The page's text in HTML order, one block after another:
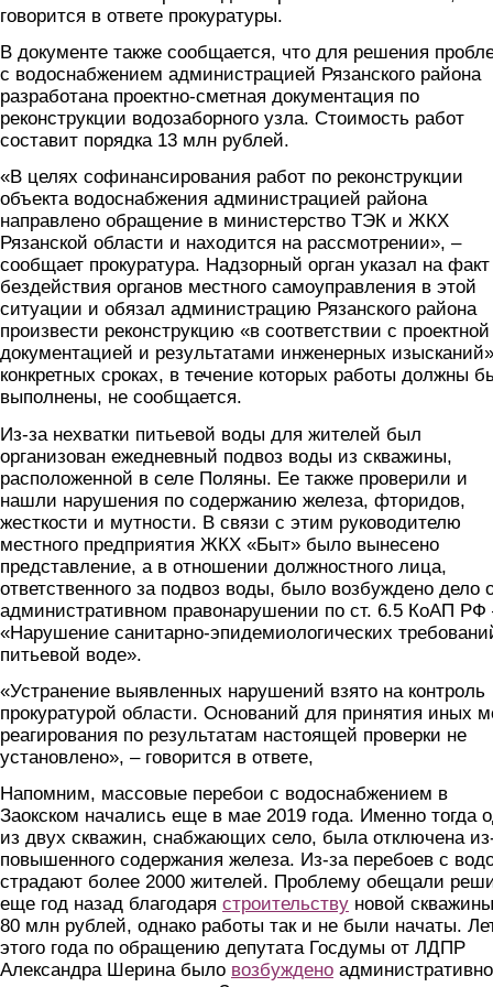
говорится в ответе прокуратуры.
В документе также сообщается, что для решения
с водоснабжением администрацией Рязанского района
разработана проектно-сметная документация по
реконструкции водозаборного узла. Стоимость работ
составит порядка 13 млн рублей.
«В целях софинансирования работ по реконструкции
объекта водоснабжения администрацией района
направлено обращение в министерство ТЭК и ЖКХ
Рязанской области и находится на рассмотрении», –
сообщает прокуратура. Надзорный орган указал на факт
бездействия органов местного самоуправления в этой
ситуации и обязал администрацию Рязанского района
произвести реконструкцию «в соответствии с проектной
документацией и результатами инженерных
конкретных сроках, в течение которых работы должны
выполнены, не сообщается.
Из-за нехватки питьевой воды для жителей был
организован ежедневный подвоз воды из скважины,
расположенной в селе Поляны. Ее также проверили и
нашли нарушения по содержанию железа, фторидов,
жесткости и мутности. В связи с этим руководителю
местного предприятия ЖКХ «Быт» было вынесено
представление, а в отношении должностного лица,
ответственного за подвоз воды, было возбуждено дело
административном правонарушении по ст. 6.5 КоАП РФ
«Нарушение санитарно-эпидемиологических
питьевой воде».
«Устранение выявленных нарушений взято на контроль
прокуратурой области. Оснований для принятия иных
реагирования по результатам настоящей проверки не
установлено», – говорится в ответе,
Напомним, массовые перебои с водоснабжением в
Заокском начались еще в мае 2019 года. Именно тогда
из двух скважин, снабжающих село, была отключена
повышенного содержания железа. Из-за перебоев с
страдают более 2000 жителей. Проблему обещали
еще год назад благодаря строительству новой
80 млн рублей, однако работы так и не были начаты.
этого года по обращению депутата Госдумы от ЛДПР
Александра Шерина было возбуждено